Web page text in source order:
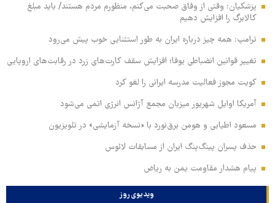
پزشکیان: وقتی از وفاق صحبت می‌کنم، منظورم مردم هستند/ باید مبلغ
کالابرگ را افزایش دهیم
ترامپ: همه چیز درباره ایران به طور استثنایی خوب پیش می‌رود
تغییر قوانین انضباطی یوفا؛ افزایش سقف کارت‌های زرد در رقابت‌های اروپایی
کویت مجوز فعالیت مدرسه ایرانی را لغو کرد
آمریکا اوایل شهریور میزبان مجمع آژانس انرژی اتمی می‌شود
مسعود اطیابی و هومن برق‌نورد با «نسخه آزمایشی» در تلویزیون
حذف پسران پینگ‌پنگ ایران از مسابقات لائوس
پیام هشدار مقاومت یمن به ریاض
ویدیوی روز